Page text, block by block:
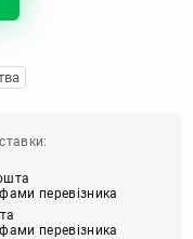
перевізника
перевізника